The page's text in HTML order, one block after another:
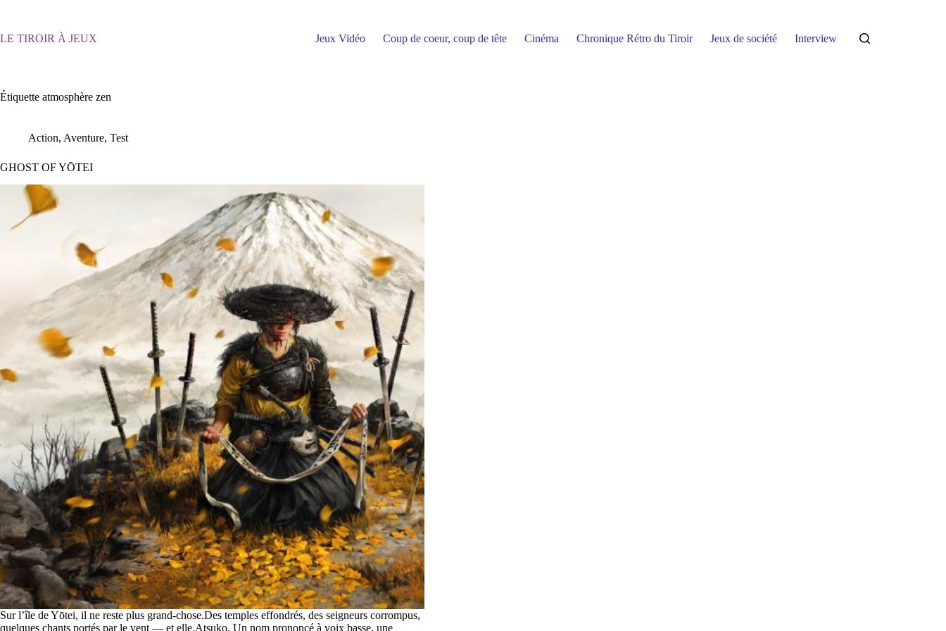
LE TIROIR À JEUX Jeux Vidéo Coup de coeur, coup de tête Cinéma Chronique Rétro du Tiroir Jeux de société Interview
Étiquette atmosphère zen
Action, Aventure, Test
GHOST OF YŌTEI
Sur l’île de Yōtei, il ne reste plus grand-chose.Des temples effondrés, des seigneurs corrompus,
quelques chants portés par le vent — et elle.Atsuko. Un nom prononcé à voix basse, une